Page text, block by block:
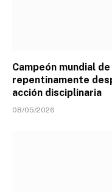
Campeón mundial
repentinamente
acción disciplinaria
08/05/2026